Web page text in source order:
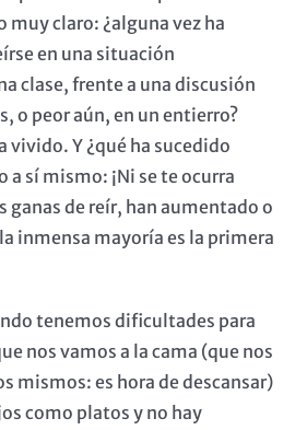
muy claro: ¿alguna vez ha
en una situación
clase, frente a una discusión
o peor aún, en un entierro?
vivido. Y ¿qué ha sucedido
a sí mismo: ¡Ni se te ocurra
ganas de reír, han aumentado o
inmensa mayoría es la primera
tenemos dificultades para
nos vamos a la cama (que nos
mismos: es hora de descansar)
como platos y no hay